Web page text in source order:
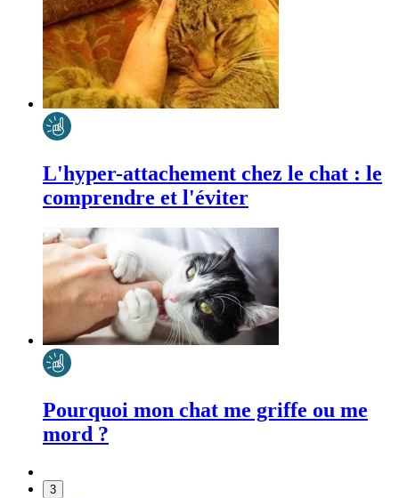
L'hyper-attachement chez le chat : le
comprendre et l'éviter
Pourquoi mon chat me griffe ou me
mord ?
3